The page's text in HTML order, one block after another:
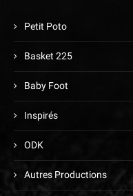
Petit Poto
Basket 225
Baby Foot
Inspirés
ODK
Autres Productions